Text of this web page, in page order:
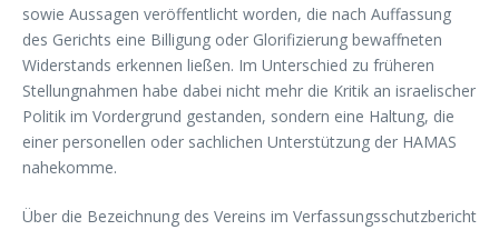
sowie Aussagen veröffentlicht worden, die nach Auffassung
des Gerichts eine Billigung oder Glorifizierung bewaffneten
Widerstands erkennen ließen. Im Unterschied zu früheren
Stellungnahmen habe dabei nicht mehr die Kritik an israelischer
Politik im Vordergrund gestanden, sondern eine Haltung, die
einer personellen oder sachlichen Unterstützung der HAMAS
nahekomme.
Über die Bezeichnung des Vereins im Verfassungsschutzbericht